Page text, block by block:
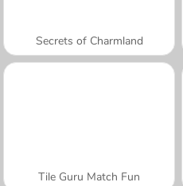
Secrets of Charmland
Tile Guru Match Fun